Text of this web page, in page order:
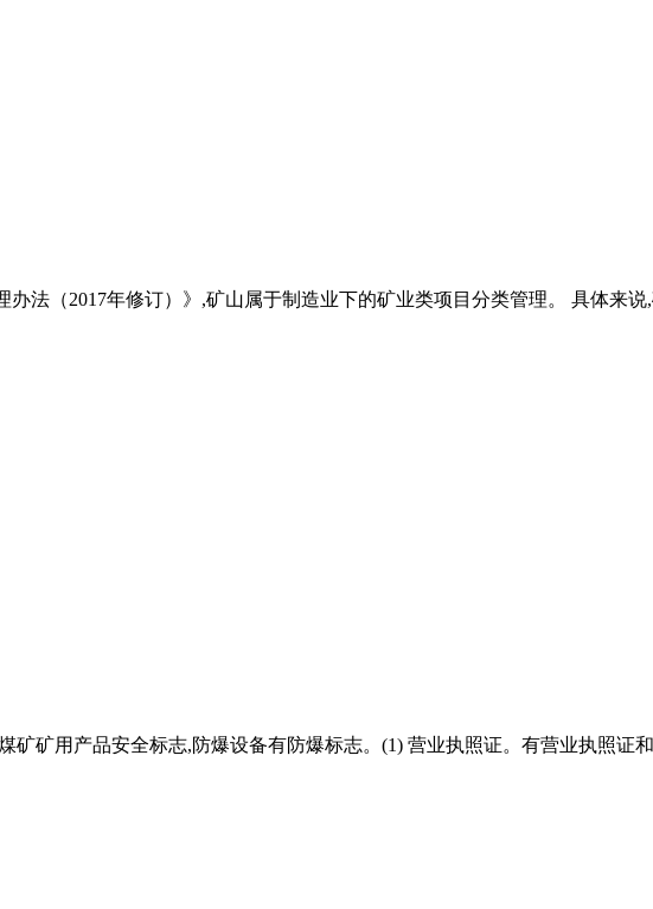
法（2017年修订）》,矿山属于制造业下的矿业类项目分类管理。 具体来说
矿用产品安全标志,防爆设备有防爆标志。(1) 营业执照证。有营业执照证